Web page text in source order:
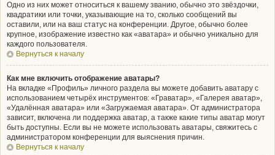
Одно из них может относиться к вашему званию, обычно это звёздочки,
квадратики или точки, указывающие на то, сколько сообщений вы
оставили, или на ваш статус на конференции. Другое, обычно более
крупное, изображение известно как «аватара» и обычно уникально для
каждого пользователя.
Вернуться к началу
Как мне включить отображение аватары?
На вкладке «Профиль» личного раздела вы можете добавить аватару с
использованием четырёх инструментов: «Граватар», «Галерея аватар»,
«Удалённая аватара» или «Загружаемая аватара». От администратора
зависит, включена ли поддержка аватар, а также какие типы аватар могут
быть доступны. Если вы не можете использовать аватары, свяжитесь с
администратором конференции для выяснения причин.
Вернуться к началу